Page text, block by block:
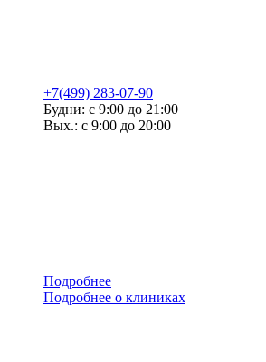
+7(499) 283-07-90
Будни: с 9:00 до 21:00
Вых.: с 9:00 до 20:00
Подробнее
Подробнее о клиниках